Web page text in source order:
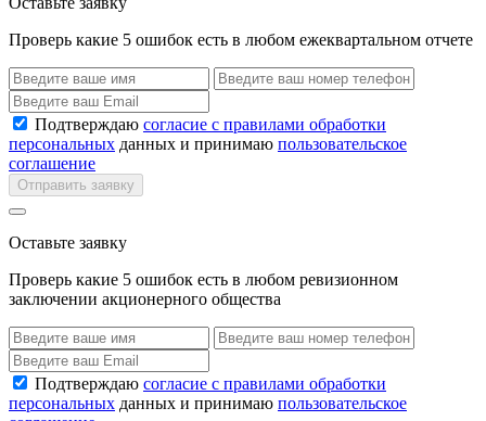
Проверь какие 5 ошибок есть в любом ежеквартальном отчете
Подтверждаю согласие с правилами обработки
персональных данных и принимаю пользовательское
соглашение
Отправить заявку
Оставьте заявку
Проверь какие 5 ошибок есть в любом ревизионном
заключении акционерного общества
Подтверждаю согласие с правилами обработки
персональных данных и принимаю пользовательское